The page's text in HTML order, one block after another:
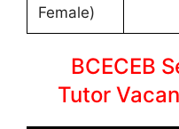
Female)
BCECEB
Tutor